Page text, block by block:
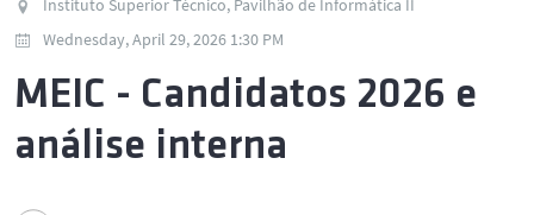
Instituto Superior Técnico, Pavilhão de Informática II
Wednesday, April 29, 2026 1:30 PM
MEIC - Candidatos 2026 e
análise interna